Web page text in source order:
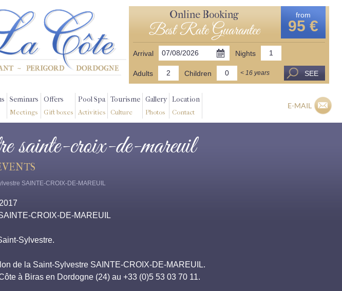
Online Booking
Best Rate Guarantee
from
95 €
Arrival Nights
Adults Children < 16 years SEE
Seminars
Meetings
Offers
Gift boxes
Pool Spa
Activities
Tourisme
Culture
Gallery
Photos
Location
Contact
E-MAIL
sainte-croix-de-mareuil
SAINTE-CROIX-DE-MAREUIL
CROIX-DE-MAREUIL
Sylvestre.
de la Saint-Sylvestre SAINTE-CROIX-DE-MAREUIL.
à Biras en Dordogne (24) au +33 (0)5 53 03 70 11.